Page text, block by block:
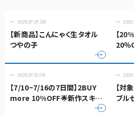
2026.07.25 SAT
【新商品】こんにゃく生タオル
つやの子
【
20％
2026.07.10 FRI
【7/10~7/16の7日間】2BUY
more 10%OFF🌟新作スキン
【対
ブル